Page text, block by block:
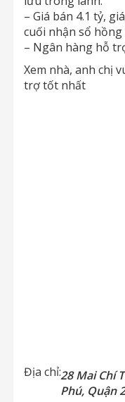
– Giá bán 4.1 tỷ,
cuối nhận sổ hồng
– Ngân hàng hỗ
Xem nhà, anh chị
trợ tốt nhất
Địa chỉ:28 Mai Chí
Phú, Quận